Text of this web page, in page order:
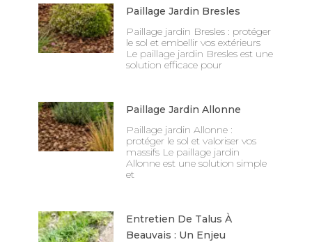
Paillage Jardin Bresles
Paillage jardin Bresles : protéger
le sol et embellir vos extérieurs
Le paillage jardin Bresles est une
solution efficace pour
Paillage Jardin Allonne
Paillage jardin Allonne :
protéger le sol et valoriser vos
massifs Le paillage jardin
Allonne est une solution simple
et
Entretien De Talus À
Beauvais : Un Enjeu